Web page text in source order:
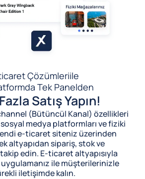
Çözümleriile
Tek Panelden
Satış Yapın!
(Bütüncül Kanal) özellikleri
medya platformları ve fiziki
e-ticaret siteniz üzerinden
altyapıdan sipariş, stok ve
takip edin. E-ticaret altyapısıyla
ile müşterilerinizle
iletişimde kalın.